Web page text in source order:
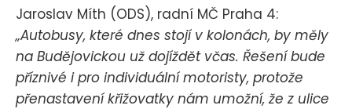
Jaroslav Míth (ODS), radní MČ Praha 4:
„Autobusy, které dnes stojí v kolonách, by měly
na Budějovickou už dojíždět včas. Řešení bude
příznivé i pro individuální motoristy, protože
přenastavení křižovatky nám umožní, že z ulice